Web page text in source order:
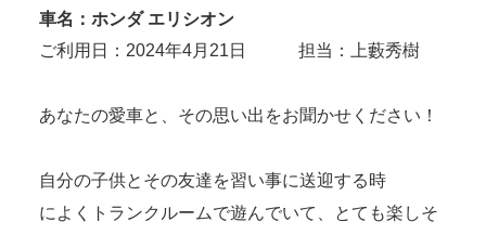
車名：ホンダ エリシオン
ご利用日：2024年4月21日 担当：上藪秀樹
あなたの愛車と、その思い出をお聞かせください！
自分の子供とその友達を習い事に送迎する時
によくトランクルームで遊んでいて、とても楽しそ